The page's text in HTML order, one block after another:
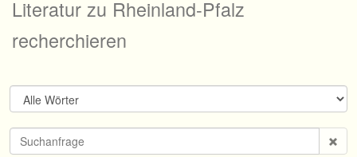
Literatur zu Rheinland-Pfalz
recherchieren